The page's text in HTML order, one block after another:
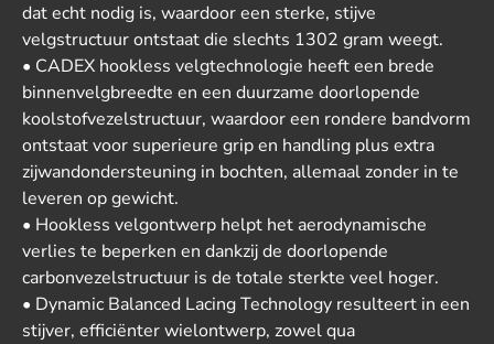
dat echt nodig is, waardoor een sterke, stijve
velgstructuur ontstaat die slechts 1302 gram weegt.
• CADEX hookless velgtechnologie heeft een brede
binnenvelgbreedte en een duurzame doorlopende
koolstofvezelstructuur, waardoor een rondere bandvorm
ontstaat voor superieure grip en handling plus extra
zijwandondersteuning in bochten, allemaal zonder in te
leveren op gewicht.
• Hookless velgontwerp helpt het aerodynamische
verlies te beperken en dankzij de doorlopende
carbonvezelstructuur is de totale sterkte veel hoger.
• Dynamic Balanced Lacing Technology resulteert in een
stijver, efficiënter wielontwerp, zowel qua